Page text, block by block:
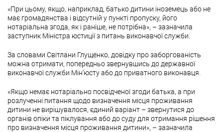
«При цьому, якщо, наприклад, батько дитини іноземець або не
має громадянства і відсутній у пункті пропуску, його
нотаріальна згода, як і раніше, не потрібна», – зазначила
заступник Міністра юстиції з питань виконавчої служби.
За словами Світлани Глущенко, довідку про заборгованість
можна отримати, попередньо звернувшись до державної
виконавчої служби Мін’юсту або до приватного виконавця.
«Якщо немає нотаріально посвідченої згоди батька, а при
розлученні питання щодо визначення місця проживання
дитини не вирішувалося, єдиний варіант – звернутися до
органів опіки та піклування або до суду для отримання рішення
про визначення місця проживання дитини», – зазначила